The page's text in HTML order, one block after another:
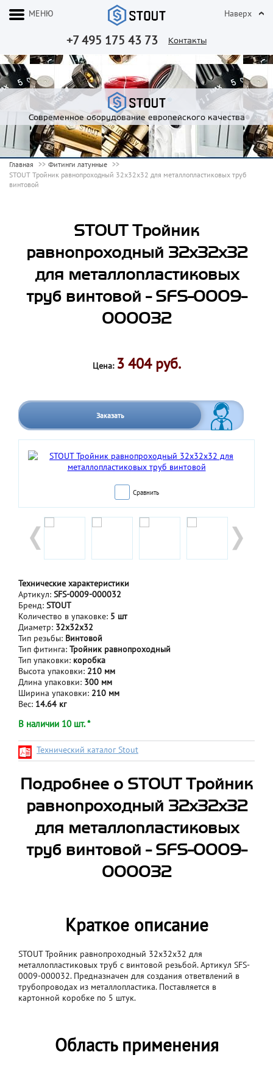
+7 495 175 43 73 Контакты
МЕНЮ Наверх
Современное оборудование европейского качества
Главная
Фитинги латунные
STOUT Тройник равнопроходный 32x32x32 для металлопластиковых труб
винтовой
STOUT Тройник
равнопроходный 32x32x32
для металлопластиковых
труб винтовой - SFS-0009-
000032
Цена: 3 404 руб.
Заказать
Сравнить
Технические характеристики
Артикул: SFS-0009-000032
Бренд: STOUT
Количество в упаковке: 5 шт
Диаметр: 32x32x32
Тип резьбы: Винтовой
Тип фитинга: Тройник равнопроходный
Тип упаковки: коробка
Высота упаковки: 210 мм
Длина упаковки: 300 мм
Ширина упаковки: 210 мм
Вес: 14.64 кг
В наличии 10 шт. *
Технический каталог Stout
Подробнее о STOUT Тройник
равнопроходный 32x32x32
для металлопластиковых
труб винтовой - SFS-0009-
000032
Краткое описание
STOUT Тройник равнопроходный 32x32x32 для
металлопластиковых труб с винтовой резьбой. Артикул SFS-
0009-000032. Предназначен для создания ответвлений в
трубопроводах из металлопластика. Поставляется в
картонной коробке по 5 штук.
Область применения